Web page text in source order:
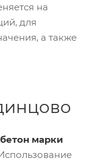
на
для
а также
марки